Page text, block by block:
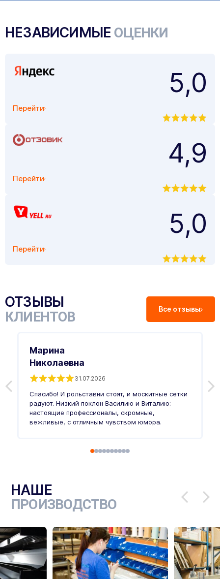
НЕЗАВИСИМЫЕ ОЦЕНКИ
Перейти
5,0
Перейти
4,9
Перейти
5,0
ОТЗЫВЫ
КЛИЕНТОВ Все отзывы
Марина
Николаевна
31.07.2026
Спасибо! И рольставни стоят, и москитные сетки
радуют. Низкий поклон Василию и Виталию:
настоящие профессионалы, скромные,
вежливые, с отличным чувством юмора.
НАШЕ
ПРОИЗВОДСТВО